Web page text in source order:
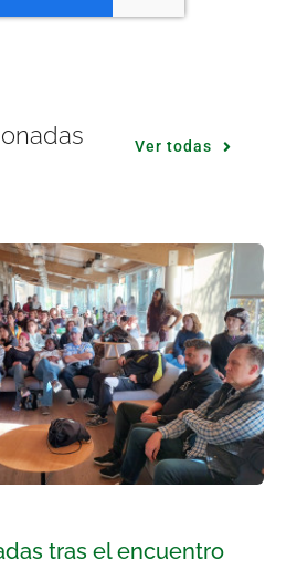
Ver todas
tras el encuentro